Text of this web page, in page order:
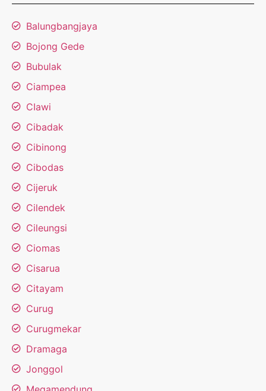
Balungbangjaya
Bojong Gede
Bubulak
Ciampea
CIawi
Cibadak
Cibinong
Cibodas
Cijeruk
Cilendek
Cileungsi
Ciomas
Cisarua
Citayam
Curug
Curugmekar
Dramaga
Jonggol